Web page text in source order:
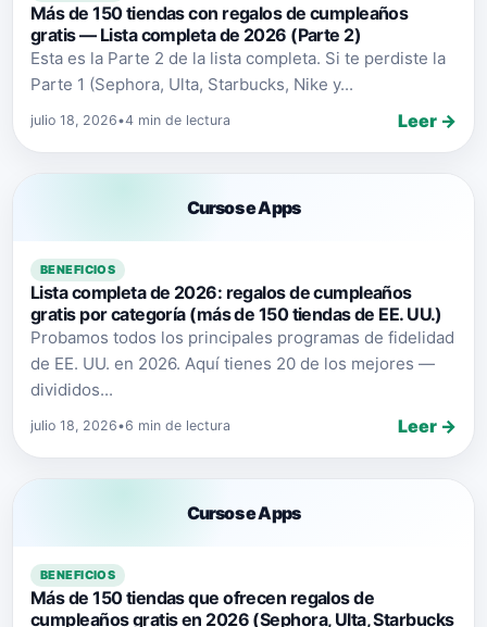
Más de 150 tiendas con regalos de cumpleaños
gratis — Lista completa de 2026 (Parte 2)
Esta es la Parte 2 de la lista completa. Si te perdiste la
Parte 1 (Sephora, Ulta, Starbucks, Nike y...
julio 18, 2026•4 min de lectura Leer →
Cursos e Apps
BENEFICIOS
Lista completa de 2026: regalos de cumpleaños
gratis por categoría (más de 150 tiendas de EE. UU.)
Probamos todos los principales programas de fidelidad
de EE. UU. en 2026. Aquí tienes 20 de los mejores —
divididos...
julio 18, 2026•6 min de lectura Leer →
Cursos e Apps
BENEFICIOS
Más de 150 tiendas que ofrecen regalos de
cumpleaños gratis en 2026 (Sephora, Ulta, Starbucks